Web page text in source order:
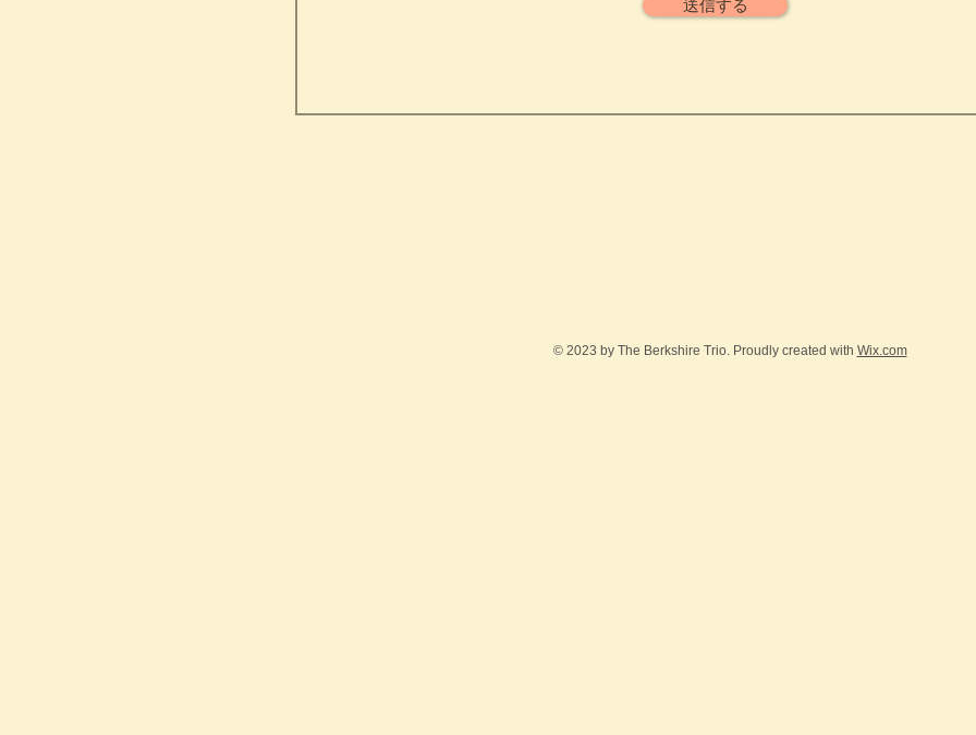
送信する
© 2023 by The Berkshire Trio. Proudly created with Wix.com